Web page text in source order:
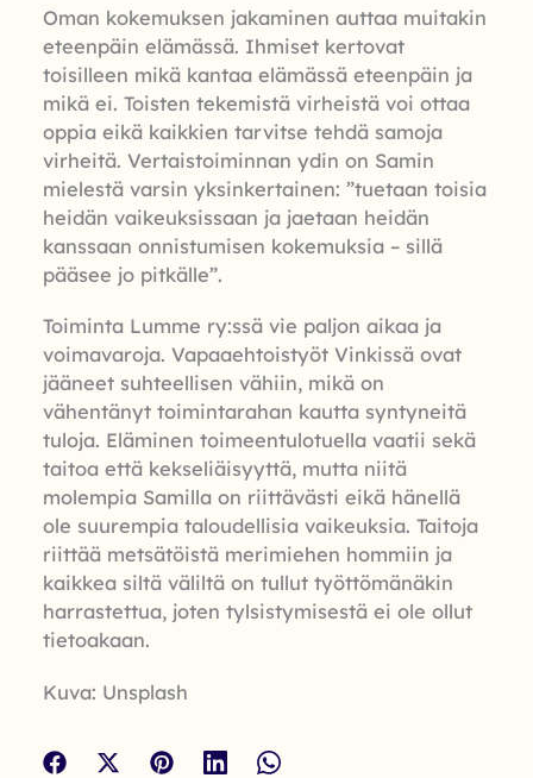
Oman kokemuksen jakaminen auttaa muitakin
eteenpäin elämässä. Ihmiset kertovat
toisilleen mikä kantaa elämässä eteenpäin ja
mikä ei. Toisten tekemistä virheistä voi ottaa
oppia eikä kaikkien tarvitse tehdä samoja
virheitä. Vertaistoiminnan ydin on Samin
mielestä varsin yksinkertainen: ”tuetaan toisia
heidän vaikeuksissaan ja jaetaan heidän
kanssaan onnistumisen kokemuksia – sillä
pääsee jo pitkälle”.
Toiminta Lumme ry:ssä vie paljon aikaa ja
voimavaroja. Vapaaehtoistyöt Vinkissä ovat
jääneet suhteellisen vähiin, mikä on
vähentänyt toimintarahan kautta syntyneitä
tuloja. Eläminen toimeentulotuella vaatii sekä
taitoa että kekseliäisyyttä, mutta niitä
molempia Samilla on riittävästi eikä hänellä
ole suurempia taloudellisia vaikeuksia. Taitoja
riittää metsätöistä merimiehen hommiin ja
kaikkea siltä väliltä on tullut työttömänäkin
harrastettua, joten tylsistymisestä ei ole ollut
tietoakaan.
Kuva: Unsplash